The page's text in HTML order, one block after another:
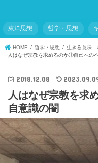
東洋思想 哲学・思想
HOME 哲学・思想
生きる意味
人はなぜ宗教を求めるのか①自己への
2018.12.08
人はなぜ宗教を求
自意識の闇